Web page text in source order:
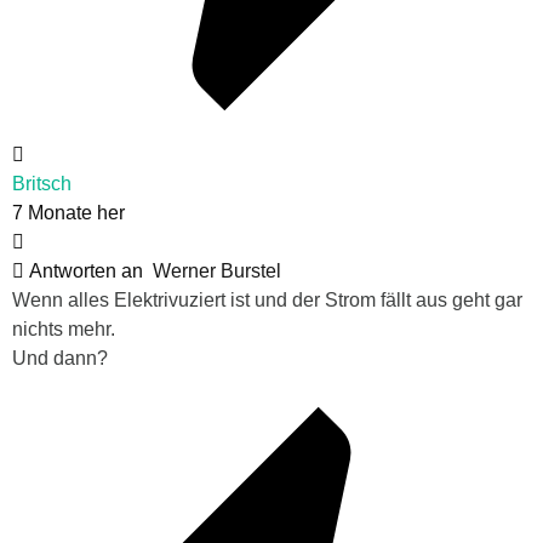
Britsch
7 Monate her
Antworten an Werner Burstel
Wenn alles Elektrivuziert ist und der Strom fällt aus geht gar
nichts mehr.
Und dann?